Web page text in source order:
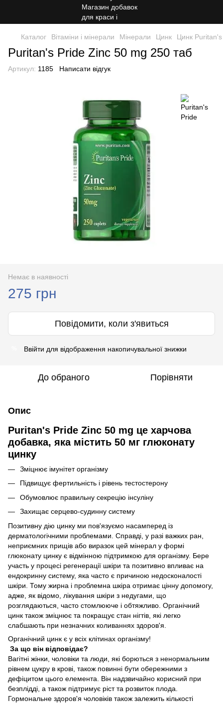
Каталог Вітаміни і мінерали Мінерали Цинк Цинк
Puritan's Pride Zinc 50 mg 250 таб
Артикул: 1185 Написати відгук
Немає в наявності
275 грн
Повідомити, коли з'явиться
Ввійти для відображення накопичувальної знижки
До обраного Порівняти
Опис
Puritan's Pride Zinc 50 mg це харчова
добавка, яка містить 50 мг глюконату
цинку
Зміцнює імунітет організму
Підвищує фертильність і рівень тестостерону
Обумовлює правильну секрецію інсуліну
Захищає серцево-судинну систему
Позитивну дію цинку ми пов'язуємо насамперед із
дерматологічними проблемами. Справді, у разі важких ран,
неприємних прищів або виразок цей мінерал у формі
глюконату цинку є відмінною підтримкою для організму. Бере
участь у процесі регенерації шкіри та позитивно впливає на
ендокринну систему, яка часто є причиною недосконалості
шкіри. Тому жирна і проблемна шкіра отримає цінну допомогу,
адже, як відомо, лікування шкіри з недугами, що
розглядаються, часто стомлююче і обтяжливо. Органічний
цинк також зміцнює та покращує стан нігтів, які легко
слабшають при незначних коливаннях здоров'я.
Органічний цинк є у всіх клітинах організму!
За що він відповідає?
Вагітні жінки, чоловіки та люди, які борються з ненормальним
рівнем цукру в крові, також повинні бути обережними з
дефіцитом цього елемента. Він надзвичайно корисний при
безплідді, а також підтримує ріст та розвиток плода.
Гормональне здоров'я чоловіків також залежить кількості